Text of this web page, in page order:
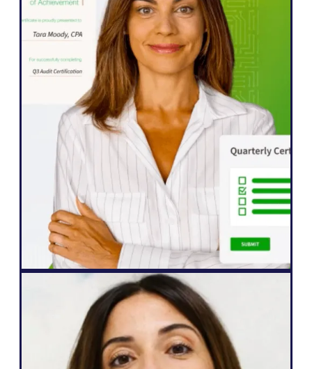
WordPress
„Dank Weglot konnten wir unsere Website
schnell um fünf Sprachen erweitern. Wir
sehen bereits deutliche Verbesserungen
beim Engagement unserer internationalen
Zielgruppe. Sie interagiert jetzt deutlich
mehr mit unserem Content.“
John Springli
Senior Website Manager
Web-Agentur